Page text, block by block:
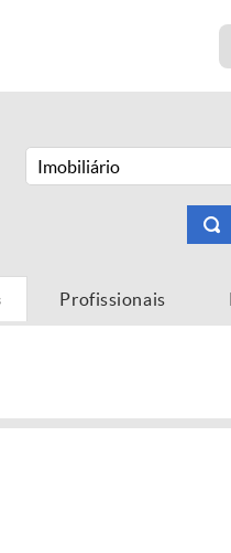
Imobiliário
Profissionais